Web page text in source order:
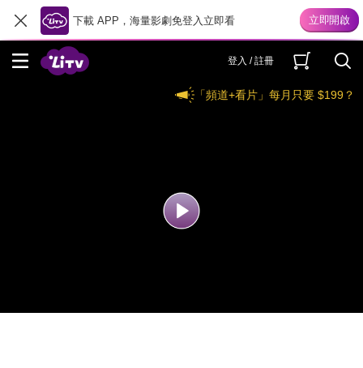
下載 APP，海量影劇免登入立即看
登入 / 註冊
「頻道+看片」每月只要 $199？